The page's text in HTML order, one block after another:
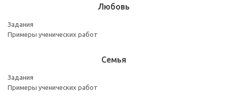
Любовь
Задания
Примеры ученических работ
Семья
Задания
Примеры ученических работ